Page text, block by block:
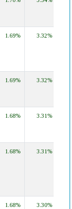
महिना महिना
1.69% 3.32%
1.69% 3.32%
1.68% 3.31%
1.68% 3.31%
1.68% 3.30%